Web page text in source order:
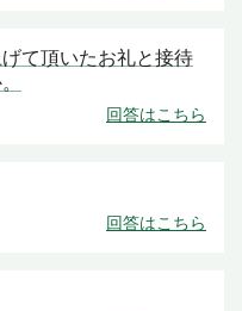
て頂いたお礼と接待